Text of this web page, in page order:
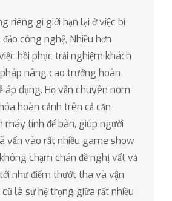
riêng gì giới hạn lại ở việc bí
công nghệ, Nhiều hơn
hồi phục trải nghiệm khách
nâng cao trưởng hoàn
áp dụng. Họ vẫn chuyên nom
hoàn cảnh trên cả căn
tính để bàn, giúp người
vấn vào rất nhiều game show
chạm chán đề nghị vất vả
như điểm thướt tha và vận
là sự hệ trọng giữa rất nhiều